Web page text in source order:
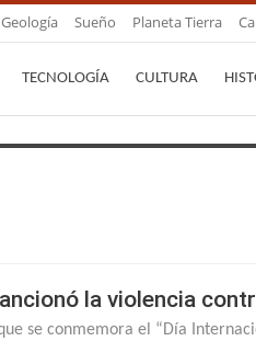
Geología Sueño Planeta Tierra
TECNOLOGÍA CULTURA
la violencia
se conmemora el “Día